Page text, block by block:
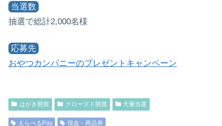
当選数
抽選で総計2,000名様
応募先
おやつカンパニーのプレゼントキャンペーン
はがき懸賞 クローズド懸賞 大量当選
えらべるPay 現金・商品券